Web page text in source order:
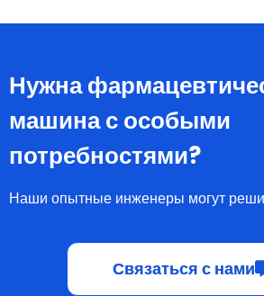
Нужна
машина с особыми
потребностями?
Наши опытные инженеры могут
Связаться с нами